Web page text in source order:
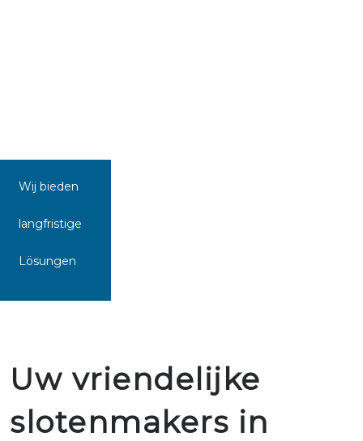
Wij bieden
langfristige
Lösungen
Uw vriendelijke
slotenmakers in